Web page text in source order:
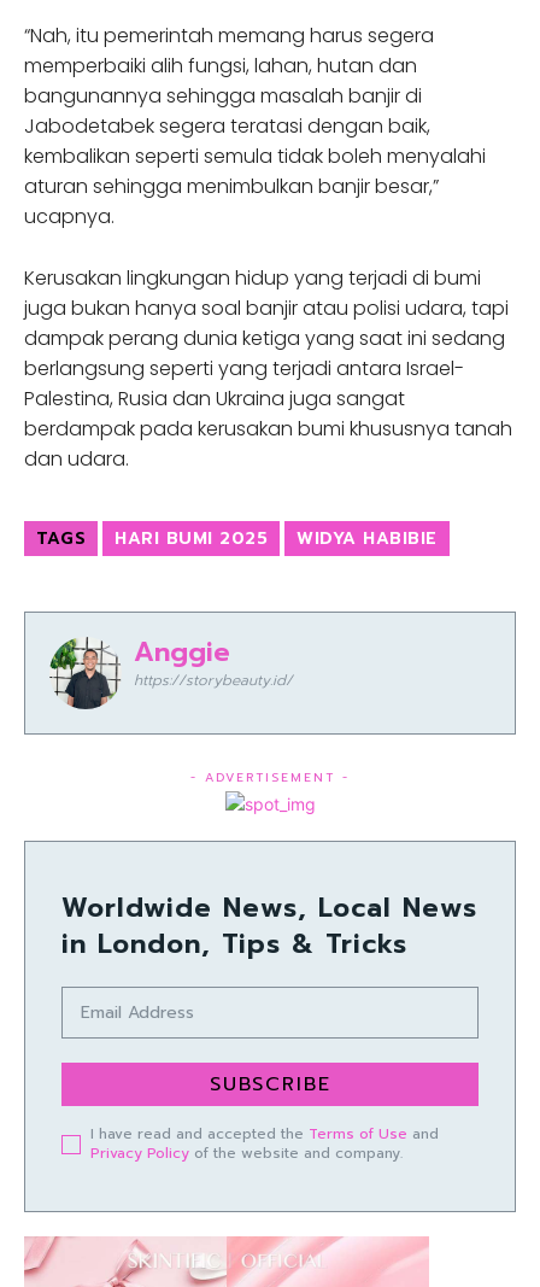
“Nah, itu pemerintah memang harus segera
memperbaiki alih fungsi, lahan, hutan dan
bangunannya sehingga masalah banjir di
Jabodetabek segera teratasi dengan baik,
kembalikan seperti semula tidak boleh menyalahi
aturan sehingga menimbulkan banjir besar,”
ucapnya.
Kerusakan lingkungan hidup yang terjadi di bumi
juga bukan hanya soal banjir atau polisi udara, tapi
dampak perang dunia ketiga yang saat ini sedang
berlangsung seperti yang terjadi antara Israel-
Palestina, Rusia dan Ukraina juga sangat
berdampak pada kerusakan bumi khususnya tanah
dan udara.
TAGS HARI BUMI 2025 WIDYA HABIBIE
Anggie
https://storybeauty.id/
- ADVERTISEMENT -
Worldwide News, Local News
in London, Tips & Tricks
SUBSCRIBE
I have read and accepted the Terms of Use and
Privacy Policy of the website and company.